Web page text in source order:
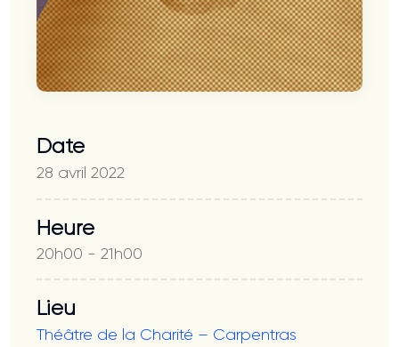
Date
28 avril 2022
Heure
20h00 - 21h00
Lieu
Théâtre de la Charité – Carpentras